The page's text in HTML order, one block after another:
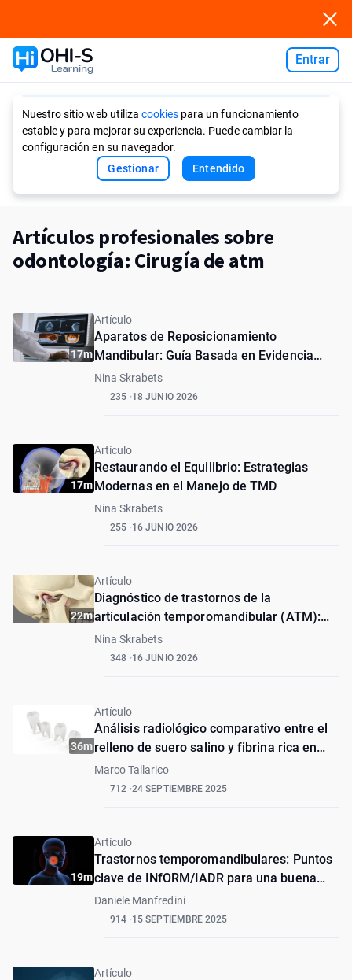
Entrar
Nuestro sitio web utiliza cookies para un funcionamiento
estable y para mejorar su experiencia. Puede cambiar la
configuración en su navegador.
Gestionar
Entendido
Artículos profesionales sobre
odontología: Cirugía de atm
17m
Artículo
Aparatos de Reposicionamiento
Mandibular: Guía Basada en Evidencia
para la SAOS
Nina Skrabets
235 18 JUNIO 2026
17m
Artículo
Restaurando el Equilibrio: Estrategias
Modernas en el Manejo de TMD
Nina Skrabets
255 16 JUNIO 2026
22m
Artículo
Diagnóstico de trastornos de la
articulación temporomandibular (ATM):
Una guía completa
Nina Skrabets
348 16 JUNIO 2026
36m
Artículo
Análisis radiológico comparativo entre el
relleno de suero salino y fibrina rica en
plaquetas tras elevación sinusal
transcrestal hidráulica sin injerto óseo
Marco Tallarico
712 24 SEPTIEMBRE 2025
19m
Artículo
Trastornos temporomandibulares: Puntos
clave de INfORM/IADR para una buena
práctica clínica basada en el estándar de
atención
Daniele Manfredini
914 15 SEPTIEMBRE 2025
Artículo